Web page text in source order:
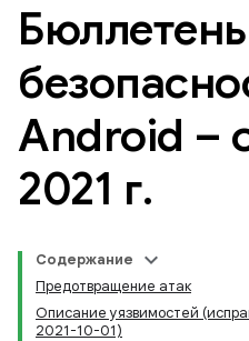
Android –
2021 г.
Содержание
Предотвращение атак
Описание уязвимостей
2021-10-01)